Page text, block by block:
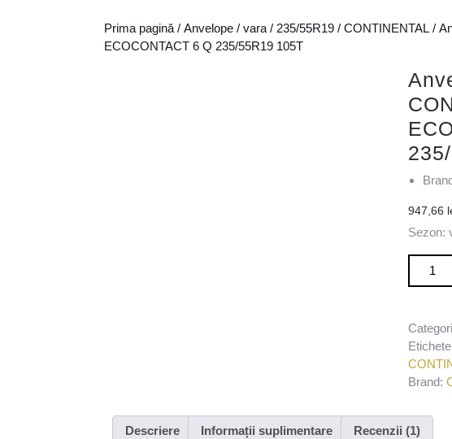
Prima pagină / Anvelope / vara / 235/55R19 / CONTINENTAL /
ECOCONTACT 6 Q 235/55R19 105T
947,66
Sezon:
Brand:
Descriere Informații suplimentare Recenzii (1)